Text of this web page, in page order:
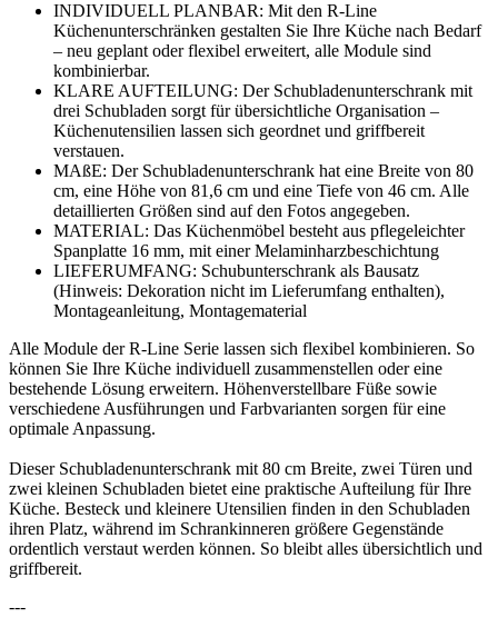
INDIVIDUELL PLANBAR: Mit den R-Line
Küchenunterschränken gestalten Sie Ihre Küche nach Bedarf
– neu geplant oder flexibel erweitert, alle Module sind
kombinierbar.
KLARE AUFTEILUNG: Der Schubladenunterschrank mit
drei Schubladen sorgt für übersichtliche Organisation –
Küchenutensilien lassen sich geordnet und griffbereit
verstauen.
MAßE: Der Schubladenunterschrank hat eine Breite von 80
cm, eine Höhe von 81,6 cm und eine Tiefe von 46 cm. Alle
detaillierten Größen sind auf den Fotos angegeben.
MATERIAL: Das Küchenmöbel besteht aus pflegeleichter
Spanplatte 16 mm, mit einer Melaminharzbeschichtung
LIEFERUMFANG: Schubunterschrank als Bausatz
(Hinweis: Dekoration nicht im Lieferumfang enthalten),
Montageanleitung, Montagematerial
Alle Module der R-Line Serie lassen sich flexibel kombinieren. So
können Sie Ihre Küche individuell zusammenstellen oder eine
bestehende Lösung erweitern. Höhenverstellbare Füße sowie
verschiedene Ausführungen und Farbvarianten sorgen für eine
optimale Anpassung.
Dieser Schubladenunterschrank mit 80 cm Breite, zwei Türen und
zwei kleinen Schubladen bietet eine praktische Aufteilung für Ihre
Küche. Besteck und kleinere Utensilien finden in den Schubladen
ihren Platz, während im Schrankinneren größere Gegenstände
ordentlich verstaut werden können. So bleibt alles übersichtlich und
griffbereit.
---